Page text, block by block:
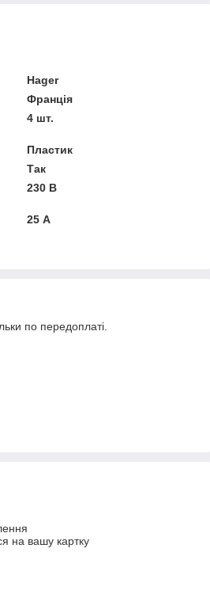
Hager
Франція
4 шт.
Пластик
Так
230 В
25 А
по передоплаті.
на вашу картку